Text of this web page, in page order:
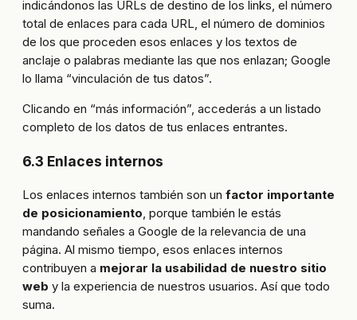
indicándonos las URLs de destino de los links, el número
total de enlaces para cada URL, el número de dominios
de los que proceden esos enlaces y los textos de
anclaje o palabras mediante las que nos enlazan; Google
lo llama “vinculación de tus datos”.
Clicando en “más información”, accederás a un listado
completo de los datos de tus enlaces entrantes.
6.3 Enlaces internos
Los enlaces internos también son un factor importante
de posicionamiento, porque también le estás
mandando señales a Google de la relevancia de una
página. Al mismo tiempo, esos enlaces internos
contribuyen a mejorar la usabilidad de nuestro sitio
web y la experiencia de nuestros usuarios. Así que todo
suma.